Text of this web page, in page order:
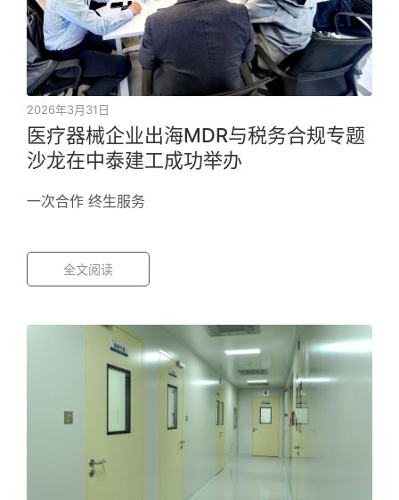
2026年3月31日
医疗器械企业出海MDR与税务合规专题
沙龙在中泰建工成功举办
一次合作 终生服务
全文阅读